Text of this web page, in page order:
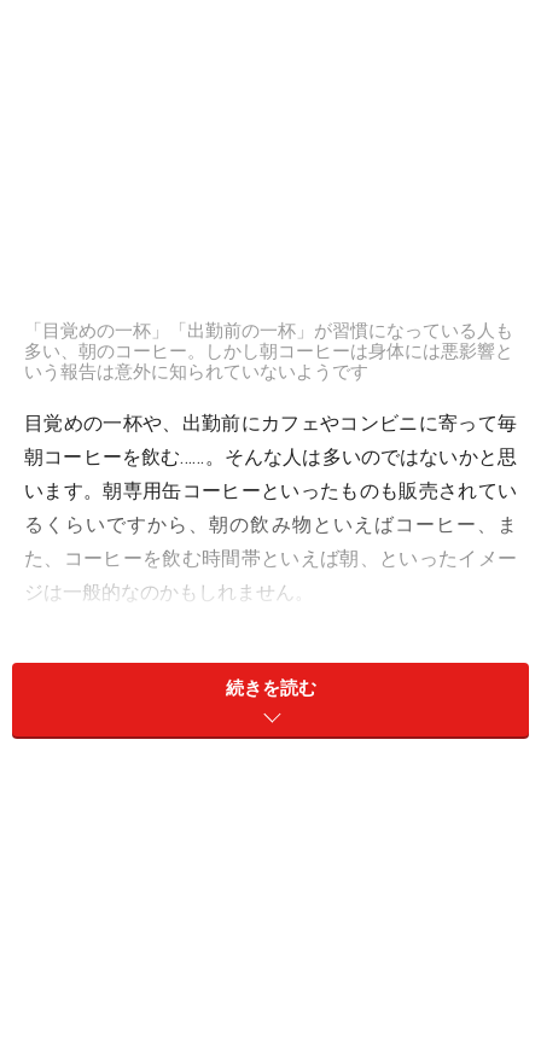
「目覚めの一杯」「出勤前の一杯」が習慣になっている人も
多い、朝のコーヒー。しかし朝コーヒーは身体には悪影響と
いう報告は意外に知られていないようです
目覚めの一杯や、出勤前にカフェやコンビニに寄って毎
朝コーヒーを飲む……。そんな人は多いのではないかと思
います。朝専用缶コーヒーといったものも販売されてい
るくらいですから、朝の飲み物といえばコーヒー、ま
た、コーヒーを飲む時間帯といえば朝、といったイメー
ジは一般的なのかもしれません。
しかしながら、「目覚めのコーヒー」が私たちの健康を
害している可能性があるという報告があります。以前発
表された研究結果から、なぜ朝のコーヒーが身体に悪影
続きを読む